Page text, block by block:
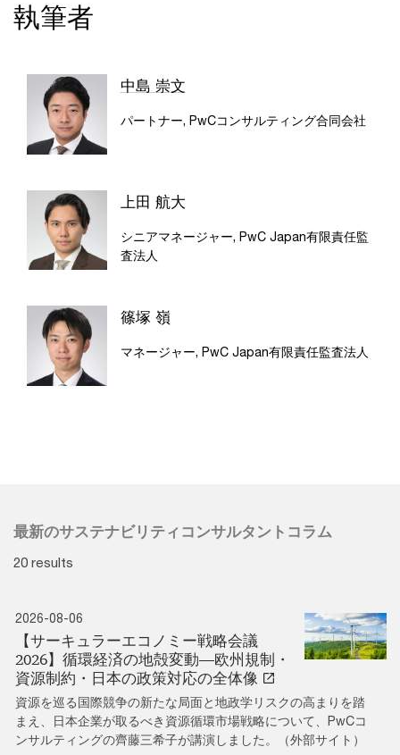
執筆者
中島 崇文
パートナー, PwCコンサルティング合同会社
上田 航大
シニアマネージャー, PwC Japan有限責任監
査法人
篠塚 嶺
マネージャー, PwC Japan有限責任監査法人
最新のサステナビリティコンサルタントコラム
20 results
2026-08-06
【サーキュラーエコノミー戦略会議
2026】循環経済の地殻変動―欧州規制・
資源制約・日本の政策対応の全体像
資源を巡る国際競争の新たな局面と地政学リスクの高まりを踏
まえ、日本企業が取るべき資源循環市場戦略について、PwCコ
ンサルティングの齊藤三希子が講演しました。（外部サイト）